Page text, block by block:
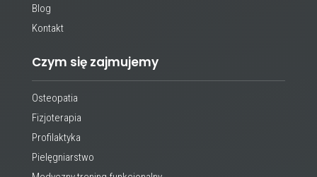
Blog
Kontakt
Czym się zajmujemy
Osteopatia
Fizjoterapia
Profilaktyka
Pielęgniarstwo